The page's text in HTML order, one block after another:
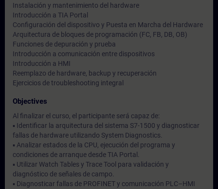
Instalación y mantenimiento del hardware
Introducción a TIA Portal
Configuración del dispositivo y Puesta en Marcha del Hardware
Arquitectura de bloques de programación (FC, FB, DB, OB)
Funciones de depuración y prueba
Introducción a comunicación entre dispositivos
Introducción a HMI
Reemplazo de hardware, backup y recuperación
Ejercicios de troubleshooting integral
Objectives
Al finalizar el curso, el participante será capaz de:
▪ Identificar la arquitectura del sistema S7-1500 y diagnosticar
fallas de hardware utilizando System Diagnostics.
▪ Analizar estados de la CPU, ejecución del programa y
condiciones de arranque desde TIA Portal.
▪ Utilizar Watch Tables y Trace Tool para validación y
diagnóstico de señales de campo.
▪ Diagnosticar fallas de PROFINET y comunicación PLC–HMI